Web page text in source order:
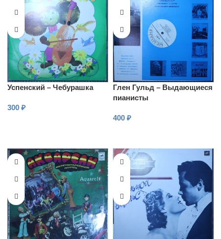
Успенский – Чебурашка
300 ₽
Глен Гульд – Выдающиеся
пианисты
400 ₽